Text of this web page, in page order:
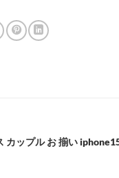
ップル お 揃い